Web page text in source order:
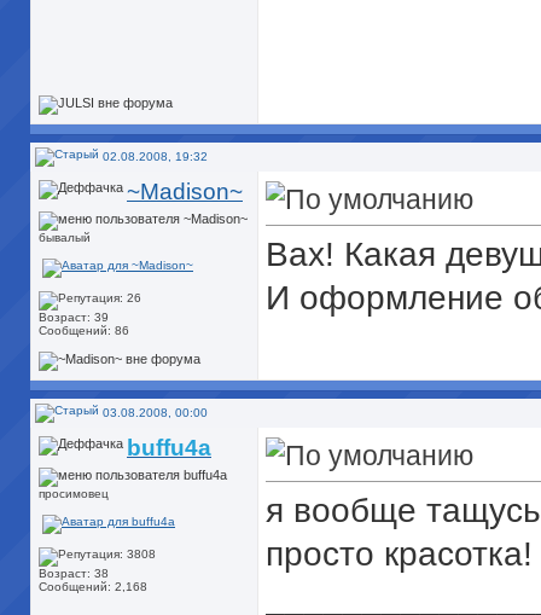
02.08.2008, 19:32
~Madison~
бывалый
Возраст: 39
Сообщений: 86
Вах! Какая
И оформление
03.08.2008, 00:00
buffu4a
просимовец
Возраст: 38
Сообщений: 2,168
я вообще
просто красотка!